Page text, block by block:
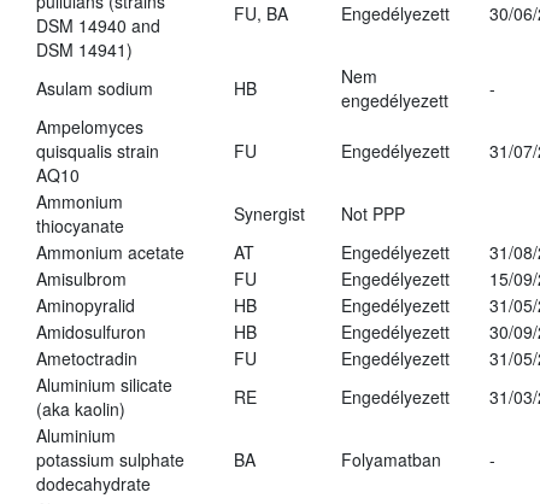
DSM 14940 and
DSM 14941)
FU, BA Engedélyezett 30/
Asulam sodium HB
Nem
engedélyezett
-
Ampelomyces
quisqualis strain
AQ10
FU Engedélyezett 31/
Ammonium
thiocyanate
Synergist
Not PPP
Ammonium acetate
AT Engedélyezett
31/
Amisulbrom
FU Engedélyezett
15/
Aminopyralid
HB Engedélyezett
31/
Amidosulfuron
HB Engedélyezett
30/
Ametoctradin
FU Engedélyezett
31/
Aluminium silicate
(aka kaolin)
RE Engedélyezett
31/
Aluminium
potassium sulphate
dodecahydrate
BA Folyamatban -